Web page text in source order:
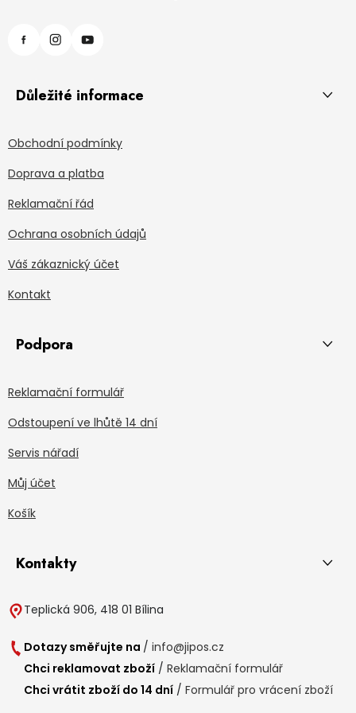
Důležité informace
Obchodní podmínky
Doprava a platba
Reklamační řád
Ochrana osobních údajů
Váš zákaznický účet
Kontakt
Podpora
Reklamační formulář
Odstoupení ve lhůtě 14 dní
Servis nářadí
Můj účet
Košík
Kontakty
Teplická 906, 418 01 Bílina
Dotazy směřujte na / info@jipos.cz
Chci reklamovat zboží / Reklamační formulář
Chci vrátit zboží do 14 dní / Formulář pro vrácení zboží